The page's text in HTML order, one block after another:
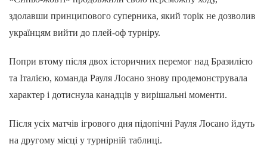
здолавши принципового суперника, який торік не дозволив
українцям вийти до плей-оф турніру.
Попри втому після двох історичних перемог над Бразилією
та Італією, команда Рауля Лосано знову продемонструвала
характер і дотиснула канадців у вирішальні моменти.
Після усіх матчів ігрового дня підопічні Рауля Лосано йдуть
на другому місці у турнірній таблиці.